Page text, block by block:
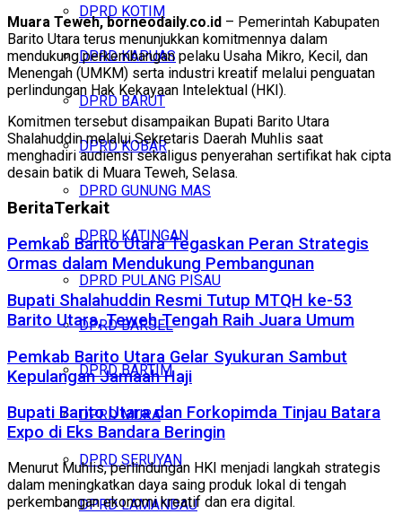
DPRD KOTIM
DPRD KAPUAS
DPRD BARUT
DPRD KOBAR
DPRD GUNUNG MAS
DPRD KATINGAN
DPRD PULANG PISAU
DPRD BARSEL
DPRD BARTIM
DPRD MURA
DPRD SERUYAN
DPRD LAMANDAU
Muara Teweh, borneodaily.co.id – Pemerintah Kabupaten
Barito Utara terus menunjukkan komitmennya dalam
mendukung perkembangan pelaku Usaha Mikro, Kecil, dan
Menengah (UMKM) serta industri kreatif melalui penguatan
perlindungan Hak Kekayaan Intelektual (HKI).
Komitmen tersebut disampaikan Bupati Barito Utara
Shalahuddin melalui Sekretaris Daerah Muhlis saat
menghadiri audiensi sekaligus penyerahan sertifikat hak cipta
desain batik di Muara Teweh, Selasa.
BeritaTerkait
Pemkab Barito Utara Tegaskan Peran Strategis
Ormas dalam Mendukung Pembangunan
Bupati Shalahuddin Resmi Tutup MTQH ke-53
Barito Utara, Teweh Tengah Raih Juara Umum
Pemkab Barito Utara Gelar Syukuran Sambut
Kepulangan Jamaah Haji
Bupati Barito Utara dan Forkopimda Tinjau Batara
Expo di Eks Bandara Beringin
Menurut Muhlis, perlindungan HKI menjadi langkah strategis
dalam meningkatkan daya saing produk lokal di tengah
perkembangan ekonomi kreatif dan era digital.